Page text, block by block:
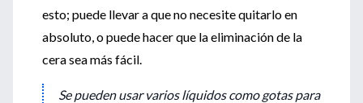
esto; puede llevar a que no necesite quitarlo en
absoluto, o puede hacer que la eliminación de la
cera sea más fácil.
Se pueden usar varios líquidos como gotas para